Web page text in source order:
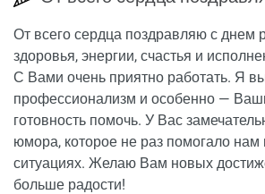
От всего сердца поздравляю с
здоровья, энергии, счастья и
С Вами очень приятно работать. Я
профессионализм и особенно —
готовность помочь. У Вас
юмора, которое не раз помогало нам
ситуациях. Желаю Вам новых
больше радости!